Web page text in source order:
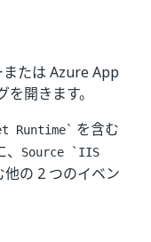
たは Azure App
開きます。
Runtime` を含む
Source `IIS
他の 2 つのイベン